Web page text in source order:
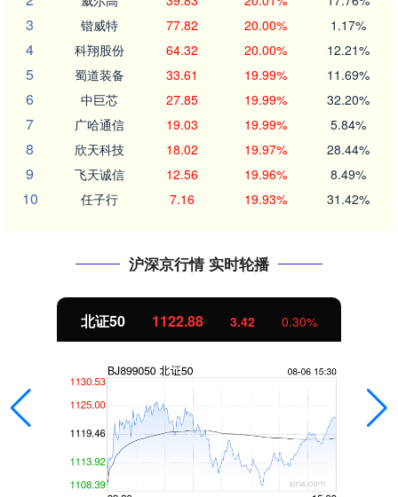
3 锴威特 77.82 20.00% 1.17%
4 科翔股份 64.32 20.00% 12.21%
5 蜀道装备 33.61 19.99% 11.69%
6 中巨芯 27.85 19.99% 32.20%
7 广哈通信 19.03 19.99% 5.84%
8 欣天科技 18.02 19.97% 28.44%
9 飞天诚信 12.56 19.96% 8.49%
10 任子行 7.16 19.93% 31.42%
沪深京行情 实时轮播
北证50 1122.88 3.42 0.30%